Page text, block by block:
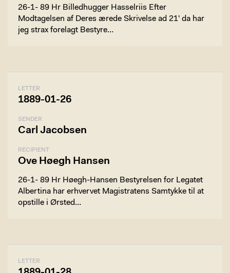
26-1- 89 Hr Billedhugger Hasselriis Efter
Modtagelsen af Deres ærede Skrivelse ad 21' da har
jeg strax forelagt Bestyre…
LETTER
1889-01-26
SENDER
Carl Jacobsen
RECIPIENT
Ove Høegh Hansen
26-1- 89 Hr Høegh-Hansen Bestyrelsen for Legatet
Albertina har erhvervet Magistratens Samtykke til at
opstille i Ørsted…
LETTER